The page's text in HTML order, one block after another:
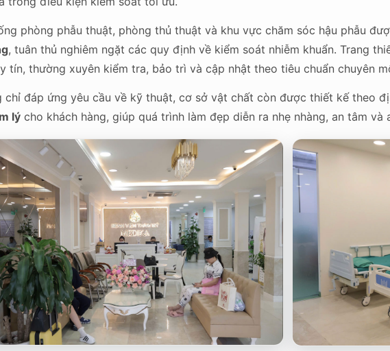
phòng phẫu thuật, phòng thủ thuật và khu vực chăm sóc hậu phẫu
, tuân thủ nghiêm ngặt các quy định về kiểm soát nhiễm khuẩn. Trang
tín, thường xuyên kiểm tra, bảo trì và cập nhật theo tiêu chuẩn chuyên
chỉ đáp ứng yêu cầu về kỹ thuật, cơ sở vật chất còn được thiết kế theo
lý cho khách hàng, giúp quá trình làm đẹp diễn ra nhẹ nhàng, an tâm và